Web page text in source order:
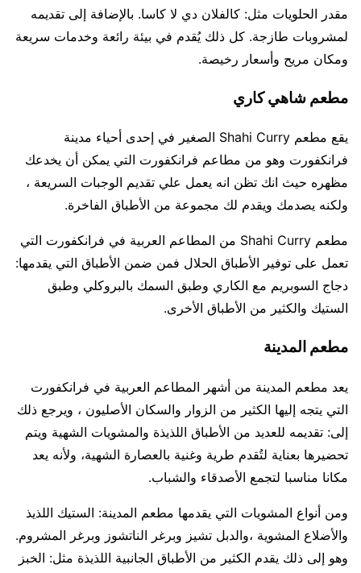
مقدر الحلويات مثل: كالفلان دي لا كاسا. بالإضافة إلى تقديمه
لمشروبات طازجة. كل ذلك يُقدم في بيئة رائعة وخدمات سريعة
ومكان مريح وأسعار رخيصة.
مطعم شاهي كاري
يقع مطعم Shahi Curry الصغير في إحدى أحياء مدينة
فرانكفورت وهو من مطاعم فرانكفورت التي يمكن أن يخدعك
مظهره حيث انك تظن انه يعمل علي تقديم الوجبات السريعة ،
ولكنه يصدمك ويقدم لك مجموعة من الأطباق الفاخرة.
مطعم Shahi Curry من المطاعم العربية في فرانكفورت التي
تعمل على توفير الأطباق الحلال فمن ضمن الأطباق التي يقدمها:
دجاج السوبريم مع الكاري وطبق السمك بالبروكلي وطبق
الستيك والكثير من الأطباق الأخرى.
مطعم المدينة
يعد مطعم المدينة من أشهر المطاعم العربية في فرانكفورت
التي يتجه إليها الكثير من الزوار والسكان الأصليون ، ويرجع ذلك
إلى: تقديمه للعديد من الأطباق اللذيذة والمشويات الشهية ويتم
تحضيرها بعناية لتُقدم طرية وغنية بالعصارة الشهية، ولأنه يعد
مكانا مناسبا لتجمع الأصدقاء والشباب.
ومن أنواع المشويات التي يقدمها مطعم المدينة: الستيك اللذيذ
والأضلاع المشوية ،والدبل تشيز وبرغر الناتشوز وبرغر المشروم.
وهو إلى ذلك يقدم الكثير من الأطباق الجانبية اللذيذة مثل: الخبز